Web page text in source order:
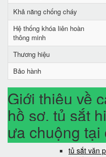
Khả năng chống cháy
Hệ thống khóa liên hoàn
thông minh
Thương hiệu
Bảo hành
Giới thiệu về
hồ sơ, tủ sắt
ưa chuộng tại
tủ sắt văn